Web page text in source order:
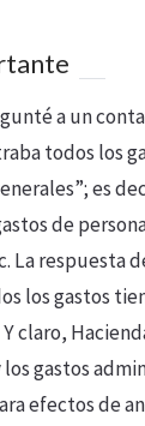
a un
todos los
es
de
La respuesta
los gastos
claro,
gastos
efectos de